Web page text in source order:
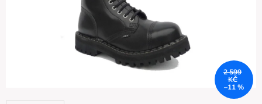
2 599
KČ
–11 %